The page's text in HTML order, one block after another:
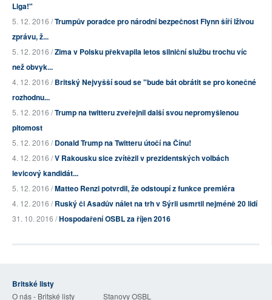
Liga!"
5. 12. 2016 /Trumpův poradce pro národní bezpečnost Flynn šíří lživou
zprávu, ž...
5. 12. 2016 /Zima v Polsku překvapila letos silniční službu trochu víc
než obvyk...
4. 12. 2016 /Britský Nejvyšší soud se "bude bát obrátit se pro konečné
rozhodnu...
5. 12. 2016 /Trump na twitteru zveřejnil další svou nepromyšlenou
pitomost
5. 12. 2016 /Donald Trump na Twitteru útočí na Čínu!
4. 12. 2016 /V Rakousku sice zvítězil v prezidentských volbách
levicový kandidát...
5. 12. 2016 /Matteo Renzi potvrdil, že odstoupí z funkce premiéra
4. 12. 2016 /Ruský či Asadův nálet na trh v Sýrii usmrtil nejméně 20 lidí
31. 10. 2016 /Hospodaření OSBL za říjen 2016
Britské listy
O nás - Britské listy Stanovy OSBL